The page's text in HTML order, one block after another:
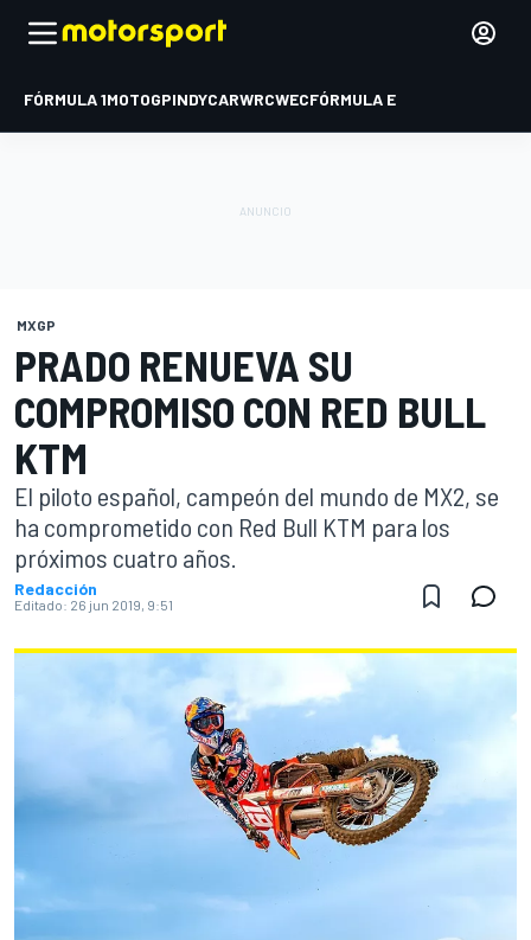
FÓRMULA 1MOTOGPINDYCARWRCWECFÓRMULA E
MXGP
PRADO RENUEVA SU
COMPROMISO CON RED BULL
KTM
El piloto español, campeón del mundo de MX2, se
ha comprometido con Red Bull KTM para los
próximos cuatro años.
Redacción
Editado: 26 jun 2019, 9:51